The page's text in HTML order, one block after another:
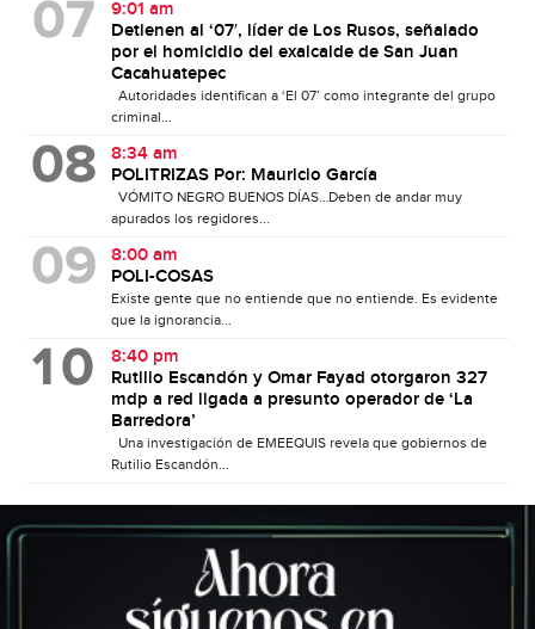
9:01 am
Detienen al ‘07′, líder de Los Rusos, señalado
por el homicidio del exalcalde de San Juan
Cacahuatepec
Autoridades identifican a ‘El 07’ como integrante del grupo
criminal...
8:34 am
POLITRIZAS Por: Mauricio García
VÓMITO NEGRO BUENOS DÍAS…Deben de andar muy
apurados los regidores...
8:00 am
POLI-COSAS
Existe gente que no entiende que no entiende. Es evidente
que la ignorancia...
8:40 pm
Rutilio Escandón y Omar Fayad otorgaron 327
mdp a red ligada a presunto operador de ‘La
Barredora’
Una investigación de EMEEQUIS revela que gobiernos de
Rutilio Escandón...